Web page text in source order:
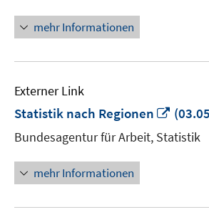
mehr Informationen
Externer Link
Statistik nach Regionen
In
neuem
Fenster
Bundesagentur für Arbeit, Statistik
mehr Informationen